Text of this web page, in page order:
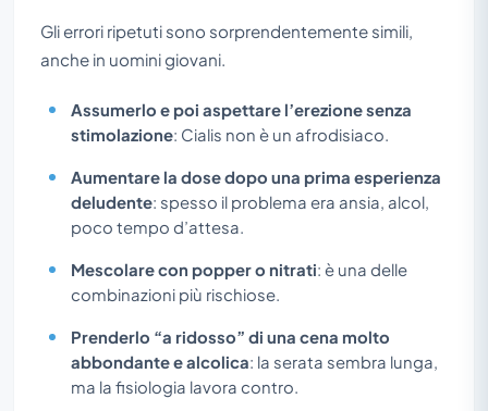
Gli errori ripetuti sono sorprendentemente simili,
anche in uomini giovani.
Assumerlo e poi aspettare l’erezione senza
stimolazione: Cialis non è un afrodisiaco.
Aumentare la dose dopo una prima esperienza
deludente: spesso il problema era ansia, alcol,
poco tempo d’attesa.
Mescolare con popper o nitrati: è una delle
combinazioni più rischiose.
Prenderlo “a ridosso” di una cena molto
abbondante e alcolica: la serata sembra lunga,
ma la fisiologia lavora contro.